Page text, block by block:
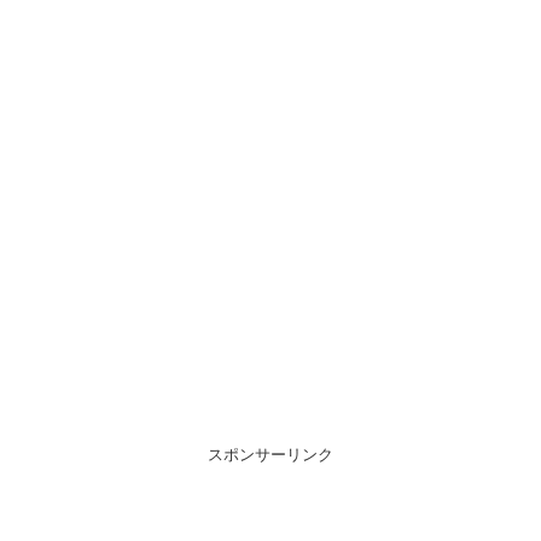
スポンサーリンク